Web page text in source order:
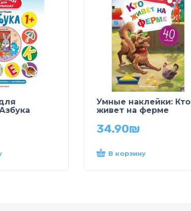
Умные наклейки: Кто
живет на ферме
34.90₪
В корзину